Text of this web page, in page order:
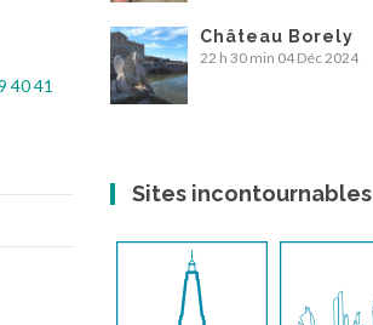
4041
Château Borely
22 h 30 min 04 Déc 2024
Sites incontournables